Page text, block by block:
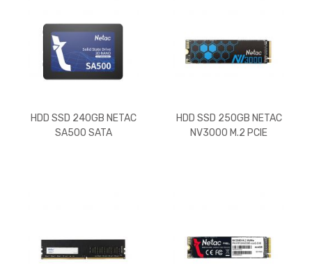
HDD SSD 240GB NETAC
SA500 SATA
HDD SSD 250GB NETAC
NV3000 M.2 PCIE